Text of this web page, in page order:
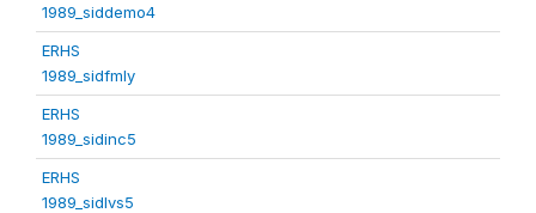
1989_siddemo4
ERHS
1989_sidfmly
ERHS
1989_sidinc5
ERHS
1989_sidlvs5